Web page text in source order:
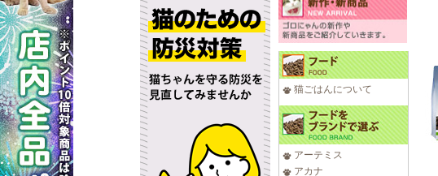
猫ごはんについて
アーテミス
アカナ